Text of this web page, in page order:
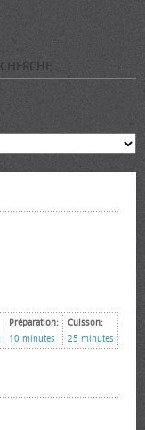
Préparation:
10 minutes
Cuisson:
25 minutes